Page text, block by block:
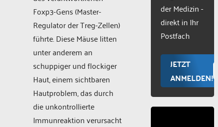
Foxp3-Gens (Master-
Regulator der Treg-Zellen)
führte. Diese Mäuse litten
unter anderem an
schuppiger und flockiger
Haut, einem sichtbaren
Hautproblem, das durch
die unkontrollierte
Immunreaktion verursacht
Consent
der Medizin -
direkt in Ihr
Postfach
JETZT
ANMELDEN!